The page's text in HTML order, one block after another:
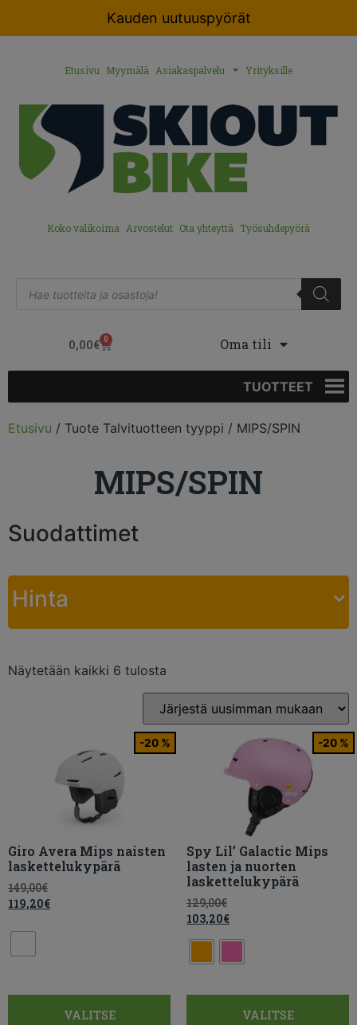
Kauden uutuuspyörät
Etusivu Myymälä Asiakaspalvelu Yrityksille
Koko valikoima Arvostelut Ota yhteyttä Työsuhdepyörä
0,00€ 0 Oma tili
TUOTTEET
Etusivu / Tuote Talvituotteen tyyppi / MIPS/SPIN
MIPS/SPIN
Suodattimet
Hinta
Näytetään kaikki 6 tulosta
-20 %
Giro Avera Mips naisten
laskettelukypärä
149,00€
119,20€
VALITSE
-20 %
Spy Lil’ Galactic Mips
lasten ja nuorten
laskettelukypärä
129,00€
103,20€
VALITSE